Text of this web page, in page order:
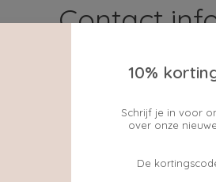
Contact
10%
Schrijf je in voor
over onze
De